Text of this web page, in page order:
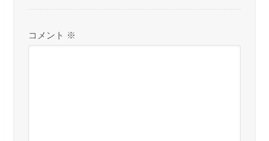
コメント ※